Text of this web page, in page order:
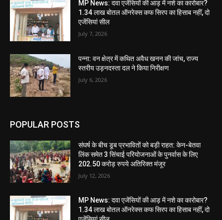
MP News: दवा एजेंसियों की आड़ में नशे का कारोबार?
1.34 लाख बोतल ऑनरेक्स कफ सिरप का हिसाब नहीं, दो
एजेंसियां सील
July 7, 2026
पन्ना: वन क्षेत्र में कथित अवैध खनन की जांच, राज्य
स्तरीय उड़नदस्ता दल ने किया निरीक्षण
July 6, 2026
POPULAR POSTS
संघर्ष के बीच डूब प्रभावितों को बड़ी राहत: केन-बेतवा
लिंक समेत 3 सिंचाई परियोजनाओं के पुनर्वास के लिए
202.50 करोड़ रुपये अतिरिक्त मंजूर
July 12, 2026
MP News: दवा एजेंसियों की आड़ में नशे का कारोबार?
1.34 लाख बोतल ऑनरेक्स कफ सिरप का हिसाब नहीं, दो